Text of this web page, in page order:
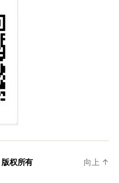
版权所有 向上 ↑